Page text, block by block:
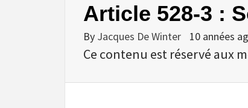
Article 528-3 :
By Jacques De Winter 10 années
Ce contenu est réservé aux